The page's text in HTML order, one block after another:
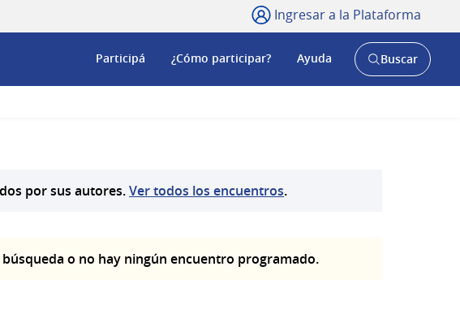
Ingresar a la Plataforma
Participá ¿Cómo participar? Ayuda
AbrirBuscar
por sus autores.Ver todos los encuentros.
o no hay ningún encuentro programado.